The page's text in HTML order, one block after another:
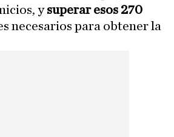
ysuperar esos 270
necesarios para obtener la